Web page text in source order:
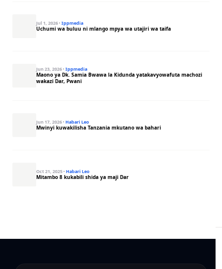
Jul 1, 2026· Ippmedia
Uchumi wa buluu ni mlango mpya wa utajiri wa taifa
Jun 23, 2026· Ippmedia
Maono ya Dk. Samia Bwawa la Kidunda yatakavyowafuta machozi
wakazi Dar, Pwani
Jun 17, 2026· Habari Leo
Mwinyi kuwakilisha Tanzania mkutano wa bahari
Oct 21, 2025· Habari Leo
Mitambo 8 kukabili shida ya maji Dar